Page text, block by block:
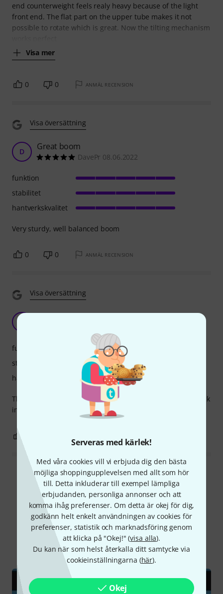
Serveras med kärlek!
Med våra cookies vill vi erbjuda dig den bästa
möjliga shoppingupplevelsen med allt som hör
till. Detta inkluderar till exempel lämpliga
erbjudanden, personliga annonser och att
komma ihåg preferenser. Om detta är okej för dig,
godkänn helt enkelt användningen av cookies för
preferenser, statistik och marknadsföring genom
att klicka på "Okej!" (visa alla).
Du kan när som helst återkalla ditt samtycke via
cookieinställningarna (här).
Okej
end counterweight feels realy heavy because of the light
front end. The flat part on the upper tube makes it not
possible to rotate which is great. Now the tilting mechanism
Visa mer
0 0 ANMÄL RECENSION
Visa översättning
D Great boom
DavePr 08.06.2022
Very sturdy, well balanced boom
funktion
stabilitet
hantverkskvalitet
0 0 ANMÄL RECENSION
Visa översättning
Not good
The boom arm connection to a stand is terrible. Doesn't lock
in position properly.
funktion
stabilitet
hantverkskvalitet
Läs alla recensioner
Visste du?
Alla Nedladdningar